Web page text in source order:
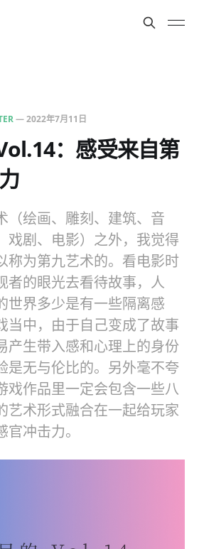
—2022年7月11日
：感受来自第
（绘画、雕刻、建筑、音
戏剧、电影）之外，我觉得
称为第九艺术的。看电影时
者的眼光去看待故事，人
世界多少是有一些隔离感
当中，由于自己变成了故事
产生带入感和心理上的身份
是无与伦比的。另外毫不夸
戏作品里一定会包含一些八
艺术形式融合在一起给玩家
冲击力。